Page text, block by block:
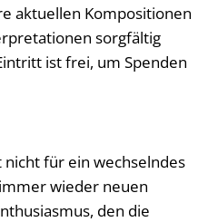
aktuellen Kompositionen
sorgfältig
ist frei, um Spenden
für ein wechselndes
wieder neuen
den die